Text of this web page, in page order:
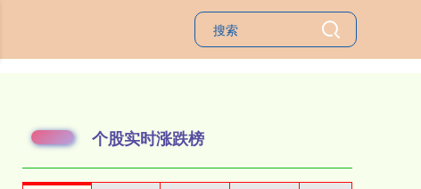
个股实时涨跌榜